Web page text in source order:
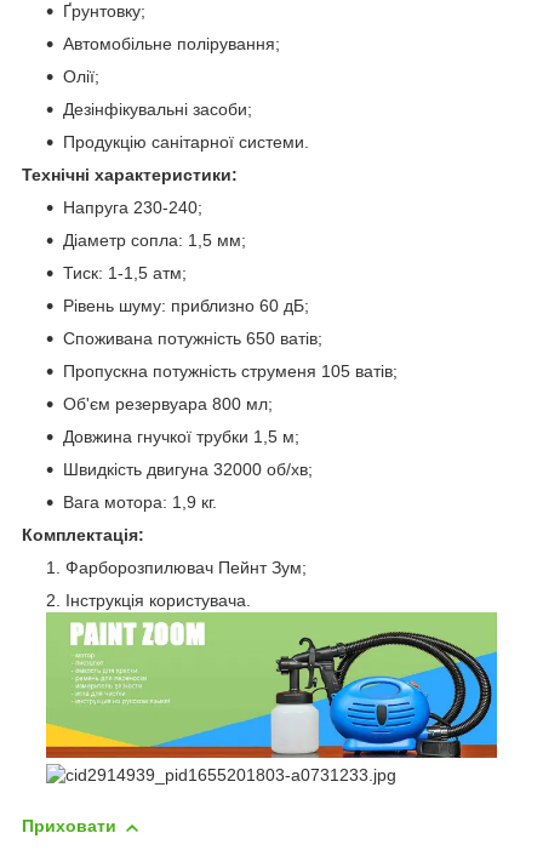
Ґрунтовку;
Автомобільне полірування;
Олії;
Дезінфікувальні засоби;
Продукцію санітарної системи.
Технічні характеристики:
Напруга 230-240;
Діаметр сопла: 1,5 мм;
Тиск: 1-1,5 атм;
Рівень шуму: приблизно 60 дБ;
Споживана потужність 650 ватів;
Пропускна потужність струменя 105 ватів;
Об'єм резервуара 800 мл;
Довжина гнучкої трубки 1,5 м;
Швидкість двигуна 32000 об/хв;
Вага мотора: 1,9 кг.
Комплектація:
Фарборозпилювач Пейнт Зум;
Інструкція користувача.
Приховати